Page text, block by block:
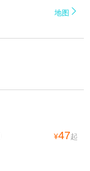
地图 
¥47起